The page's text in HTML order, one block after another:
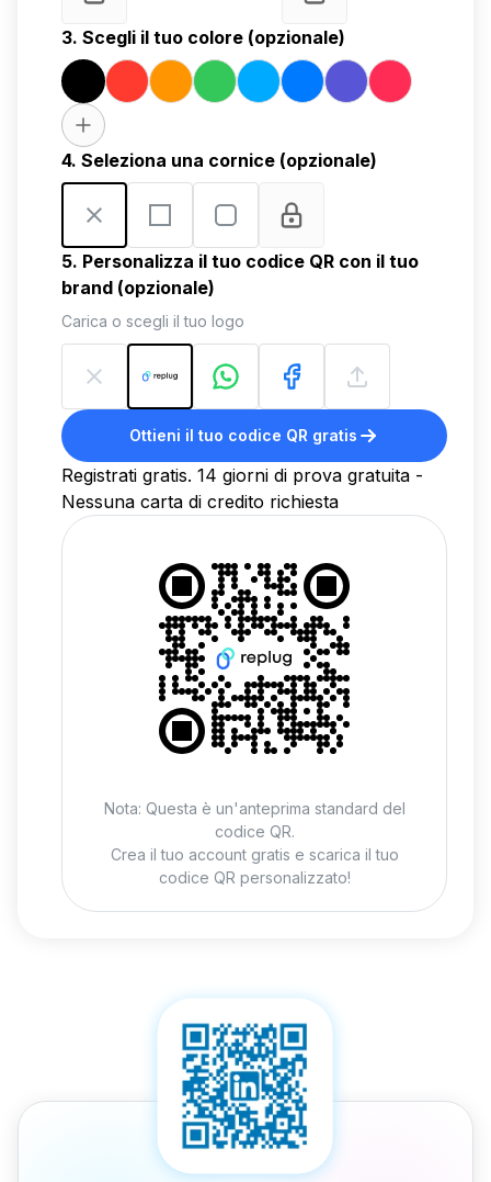
3. Scegli il tuo colore (opzionale)
4. Seleziona una cornice (opzionale)
5. Personalizza il tuo codice QR con il tuo
brand (opzionale)
Carica o scegli il tuo logo
Ottieni il tuo codice QR gratis
Registrati gratis. 14 giorni di prova gratuita -
Nessuna carta di credito richiesta
Nota: Questa è un'anteprima standard del
codice QR.
Crea il tuo account gratis e scarica il tuo
codice QR personalizzato!